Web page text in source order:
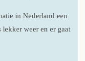
in Nederland een
weer en er gaat